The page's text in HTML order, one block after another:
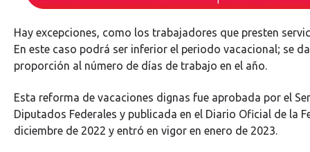
Hay excepciones, como los trabajadores que presten
En este caso podrá ser inferior el periodo vacacional; se
proporción al número de días de trabajo en el año.
Esta reforma de vacaciones dignas fue aprobada por el
Diputados Federales y publicada en el Diario Oficial de la
diciembre de 2022 y entró en vigor en enero de 2023.